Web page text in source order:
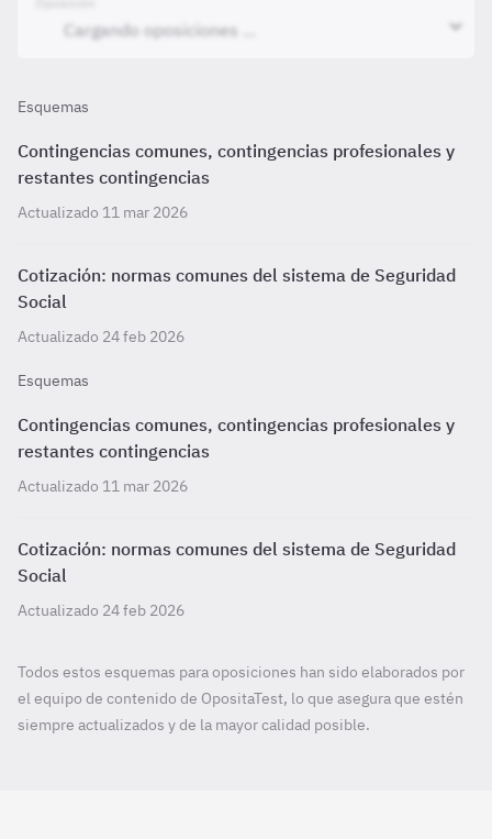
Esquemas
Contingencias comunes, contingencias profesionales y
restantes contingencias
Actualizado 11 mar 2026
Cotización: normas comunes del sistema de Seguridad
Social
Actualizado 24 feb 2026
Esquemas
Contingencias comunes, contingencias profesionales y
restantes contingencias
Actualizado 11 mar 2026
Cotización: normas comunes del sistema de Seguridad
Social
Actualizado 24 feb 2026
Todos estos esquemas para oposiciones han sido elaborados por
el equipo de contenido de OpositaTest, lo que asegura que estén
siempre actualizados y de la mayor calidad posible.